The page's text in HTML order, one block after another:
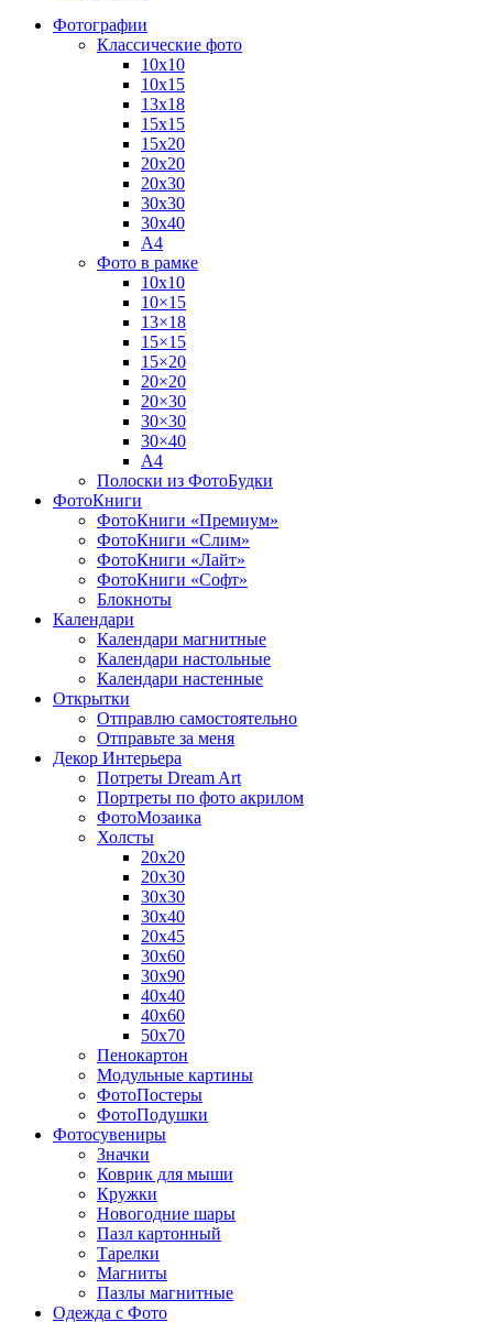
Фотографии
Классические фото
10х10
10х15
13х18
15х15
15х20
20х20
20х30
30х30
30х40
А4
Фото в рамке
10х10
10×15
13×18
15×15
15×20
20×20
20×30
30×30
30×40
A4
Полоски из ФотоБудки
ФотоКниги
ФотоКниги «Премиум»
ФотоКниги «Слим»
ФотоКниги «Лайт»
ФотоКниги «Софт»
Блокноты
Календари
Календари магнитные
Календари настольные
Календари настенные
Открытки
Отправлю самостоятельно
Отправьте за меня
Декор Интерьера
Потреты Dream Art
Портреты по фото акрилом
ФотоМозаика
Холсты
20х20
20х30
30х30
30х40
20х45
30х60
30х90
40х40
40х60
50х70
Пенокартон
Модульные картины
ФотоПостеры
ФотоПодушки
Фотоcувениры
Значки
Коврик для мыши
Кружки
Новогодние шары
Пазл картонный
Тарелки
Магниты
Пазлы магнитные
Одежда с Фото